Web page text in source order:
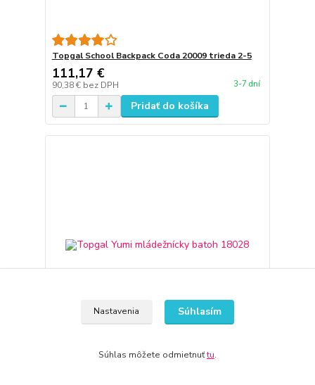
Topgal School Backpack Coda 20009 trieda 2-5
111,17 €
90,38 € bez DPH 3-7 dní
Pridať do košíka
Nastavenia Súhlasím
Súhlas môžete odmietnuťtu.